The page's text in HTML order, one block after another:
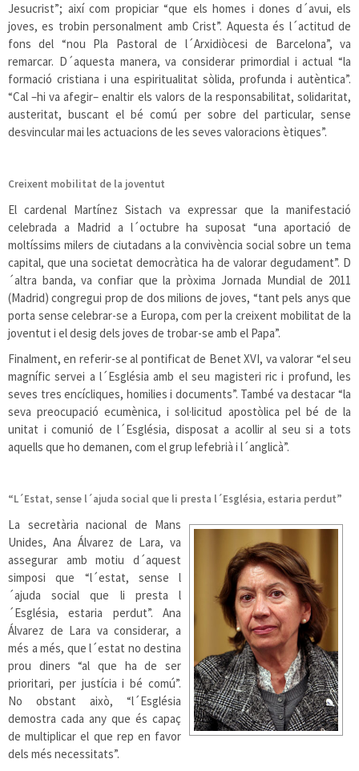
Jesucrist”; així com propiciar “que els homes i dones d´avui, els
joves, es trobin personalment amb Crist”. Aquesta és l´actitud de
fons del “nou Pla Pastoral de l´Arxidiòcesi de Barcelona”, va
remarcar. D´aquesta manera, va considerar primordial i actual “la
formació cristiana i una espiritualitat sòlida, profunda i autèntica”.
“Cal –hi va afegir– enaltir els valors de la responsabilitat, solidaritat,
austeritat, buscant el bé comú per sobre del particular, sense
desvincular mai les actuacions de les seves valoracions ètiques”.
Creixent mobilitat de la joventut
El cardenal Martínez Sistach va expressar que la manifestació
celebrada a Madrid a l´octubre ha suposat “una aportació de
moltíssims milers de ciutadans a la convivència social sobre un tema
capital, que una societat democràtica ha de valorar degudament”. D
´altra banda, va confiar que la pròxima Jornada Mundial de 2011
(Madrid) congregui prop de dos milions de joves, “tant pels anys que
porta sense celebrar-se a Europa, com per la creixent mobilitat de la
joventut i el desig dels joves de trobar-se amb el Papa”.
Finalment, en referir-se al pontificat de Benet XVI, va valorar “el seu
magnífic servei a l´Església amb el seu magisteri ric i profund, les
seves tres encícliques, homilies i documents”. També va destacar “la
seva preocupació ecumènica, i sol·licitud apostòlica pel bé de la
unitat i comunió de l´Església, disposat a acollir al seu si a tots
aquells que ho demanen, com el grup lefebrià i l´anglicà”.
“L´Estat, sense l´ajuda social que li presta l´Església, estaria perdut”
La secretària nacional de Mans
Unides, Ana Álvarez de Lara, va
assegurar amb motiu d´aquest
simposi que “l´estat, sense l
´ajuda social que li presta l
´Església, estaria perdut”. Ana
Álvarez de Lara va considerar, a
més a més, que l´estat no destina
prou diners “al que ha de ser
prioritari, per justícia i bé comú”.
No obstant això, “l´Església
demostra cada any que és capaç
de multiplicar el que rep en favor
dels més necessitats”.